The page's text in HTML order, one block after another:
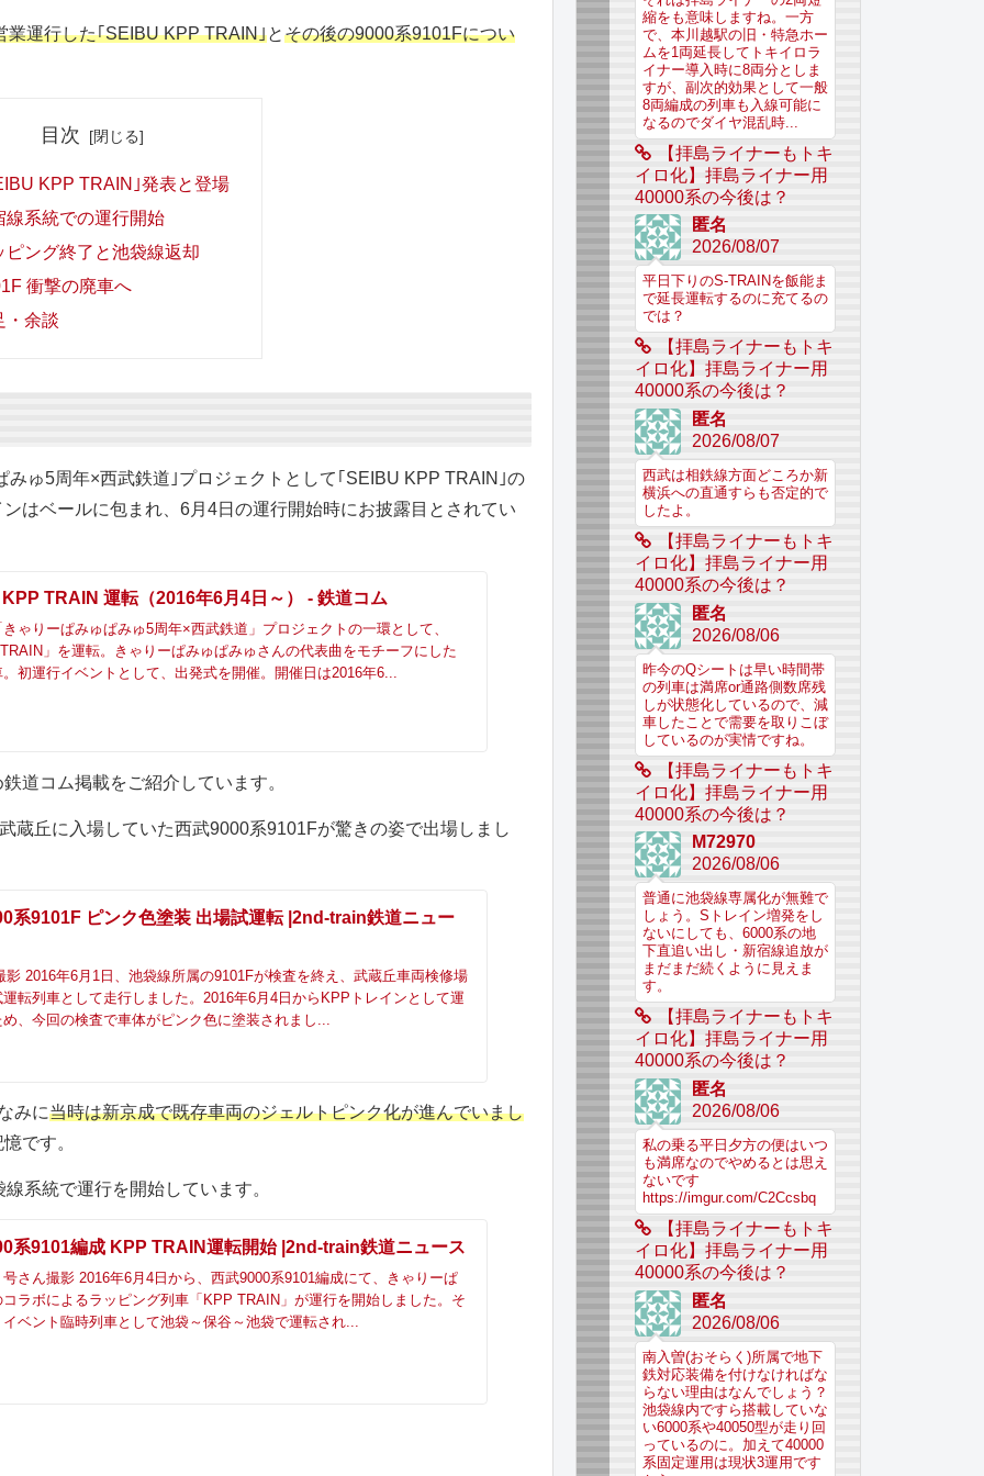
運行した｢SEIBU KPP TRAIN｣とその後の9000系9101Fについ
目次
KPP TRAIN｣発表と登場
線系統での運行開始
ピング終了と池袋線返却
衝撃の廃車へ
・余談
ゅ5周年×西武鉄道｣プロジェクトとして｢SEIBU KPP TRAIN｣の
はベールに包まれ、6月4日の運行開始時にお披露目とされてい
TRAIN 運転（2016年6月4日～） - 鉄道コム
ゃりーぱみゅぱみゅ5周年×西武鉄道」プロジェクトの一環として、
」を運転。きゃりーぱみゅぱみゅさんの代表曲をモチーフにした
初運行イベントとして、出発式を開催。開催日は2016年6...
道コム掲載をご紹介しています。
蔵丘に入場していた西武9000系9101Fが驚きの姿で出場しまし
系9101F ピンク色塗装 出場試運転 |2nd-train鉄道ニュー
影 2016年6月1日、池袋線所属の9101Fが検査を終え、武蔵丘車両検修場
転列車として走行しました。2016年6月4日からKPPトレインとして運
、今回の検査で車体がピンク色に塗装されまし...
みに当時は新京成で既存車両のジェルトピンク化が進んでいまし
です。
系統で運行を開始しています。
系9101編成 KPP TRAIN運転開始 |2nd-train鉄道ニュース
さん撮影 2016年6月4日から、西武9000系9101編成にて、きゃりーぱ
ラボによるラッピング列車「KPP TRAIN」が運行を開始しました。そ
ベント臨時列車として池袋～保谷～池袋で運転され...
縮をも意味しますね。一方
で、本川越駅の旧・特急ホー
ムを1両延長してトキイロラ
イナー導入時に8両分としま
すが、副次的効果として一般
8両編成の列車も入線可能に
なるのでダイヤ混乱時...
【拝島ライナーもトキ
イロ化】拝島ライナー用
40000系の今後は？
匿名
2026/08/07
平日下りのS-TRAINを飯能ま
で延長運転するのに充てるの
では？
【拝島ライナーもトキ
イロ化】拝島ライナー用
40000系の今後は？
匿名
2026/08/07
西武は相鉄線方面どころか新
横浜への直通すらも否定的で
したよ。
【拝島ライナーもトキ
イロ化】拝島ライナー用
40000系の今後は？
匿名
2026/08/06
昨今のQシートは早い時間帯
の列車は満席or通路側数席残
しが状態化しているので、減
車したことで需要を取りこぼ
しているのが実情ですね。
【拝島ライナーもトキ
イロ化】拝島ライナー用
40000系の今後は？
M72970
2026/08/06
普通に池袋線専属化が無難で
しょう。Sトレイン増発をし
ないにしても、6000系の地
下直追い出し・新宿線追放が
まだまだ続くように見えま
す。
【拝島ライナーもトキ
イロ化】拝島ライナー用
40000系の今後は？
匿名
2026/08/06
私の乗る平日夕方の便はいつ
も満席なのでやめるとは思え
ないです
https://imgur.com/C2Ccsbq
【拝島ライナーもトキ
イロ化】拝島ライナー用
40000系の今後は？
匿名
2026/08/06
南入曽(おそらく)所属で地下
鉄対応装備を付けなければな
らない理由はなんでしょう？
池袋線内ですら搭載していな
い6000系や40050型が走り回
っているのに。加えて40000
系固定運用は現状3運用です